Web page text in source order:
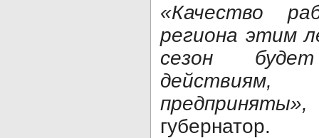
«Качество
региона этим
сезон
предприняты»,
губернатор.